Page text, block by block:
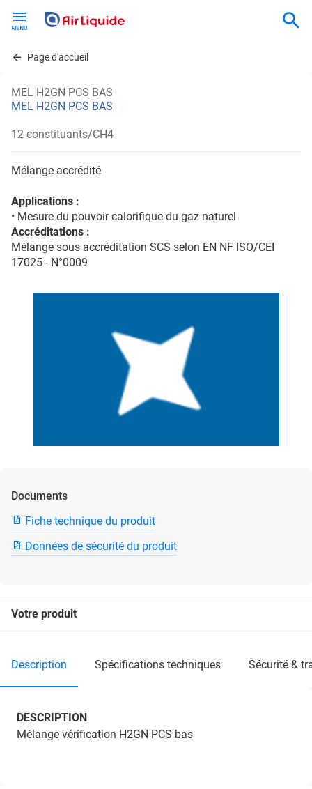
contentPage d'accueil
MEL H2GN PCS BAS
MEL H2GN PCS BAS
12 constituants/CH4
Mélange accrédité
Applications :
• Mesure du pouvoir calorifique du gaz naturel
Accréditations :
Mélange sous accréditation SCS selon EN NF ISO/CEI
17025 - N°0009
Documents
Fiche technique du produit
Données de sécurité du produit
Votre produit
description spécifications techniques sécurité &
DESCRIPTION
Mélange vérification H2GN PCS bas